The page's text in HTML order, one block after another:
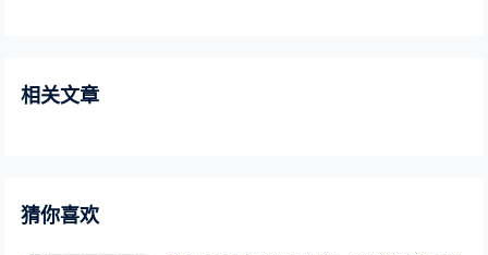
相关文章
猜你喜欢